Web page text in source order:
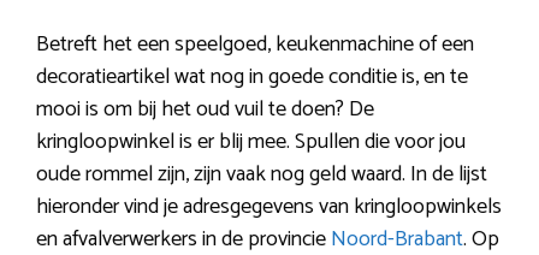
Betreft het een speelgoed, keukenmachine of een
decoratieartikel wat nog in goede conditie is, en te
mooi is om bij het oud vuil te doen? De
kringloopwinkel is er blij mee. Spullen die voor jou
oude rommel zijn, zijn vaak nog geld waard. In de lijst
hieronder vind je adresgegevens van kringloopwinkels
en afvalverwerkers in de provincieNoord-Brabant. Op